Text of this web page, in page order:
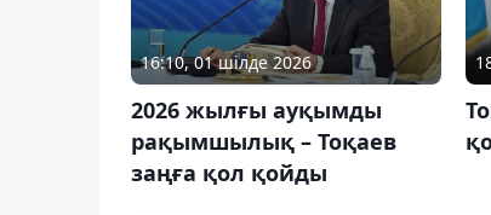
16:10, 01 шілде 2026
2026 жылғы ауқымды
рақымшылық – Тоқаев
заңға қол қойды